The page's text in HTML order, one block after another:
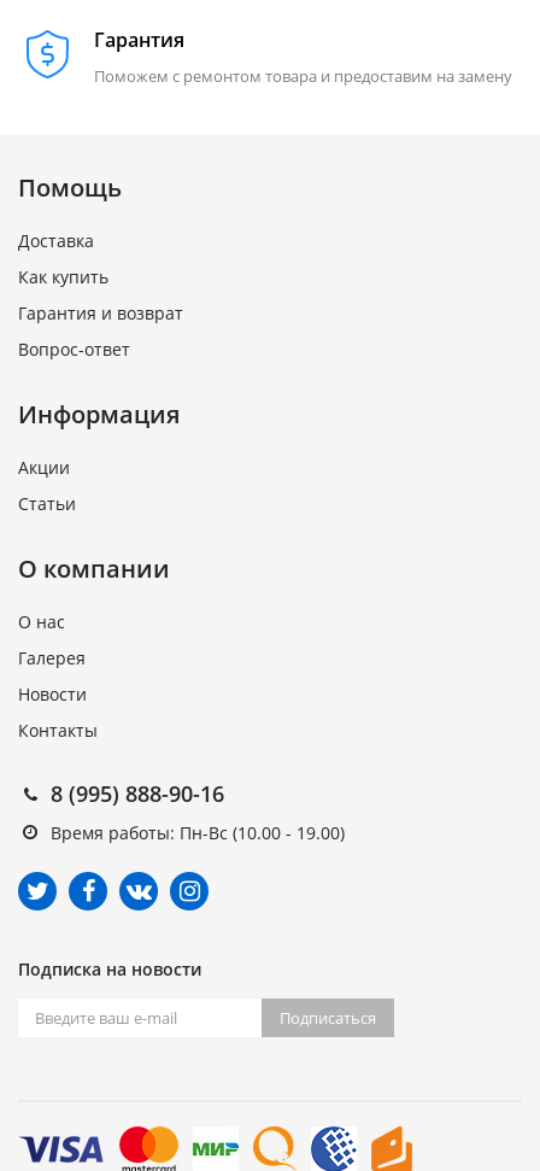
Гарантия
Поможем с ремонтом товара и предоставим на замену
Помощь
Доставка
Как купить
Гарантия и возврат
Вопрос-ответ
Информация
Акции
Статьи
О компании
О нас
Галерея
Новости
Контакты
8 (995) 888-90-16
Время работы: Пн-Вс (10.00 - 19.00)
Подписка на новости
Подписаться